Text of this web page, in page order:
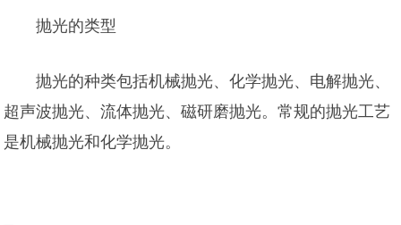
抛光的类型
抛光的种类包括机械抛光、化学抛光、电解抛光、
超声波抛光、流体抛光、磁研磨抛光。常规的抛光工艺
是机械抛光和化学抛光。